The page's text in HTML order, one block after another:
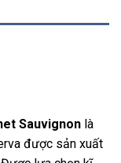
Sauvignon là
được sản xuất